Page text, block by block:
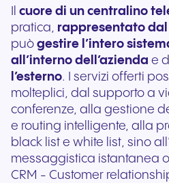
cuore di un centralino
pratica, rappresentato
può gestire l’intero
all’interno dell’azienda e
l’esterno. I servizi offerti
molteplici, dal supporto a
conferenze, alla gestione
e routing intelligente, alla
black list e white list, sino
messaggistica istantanea
CRM - Customer